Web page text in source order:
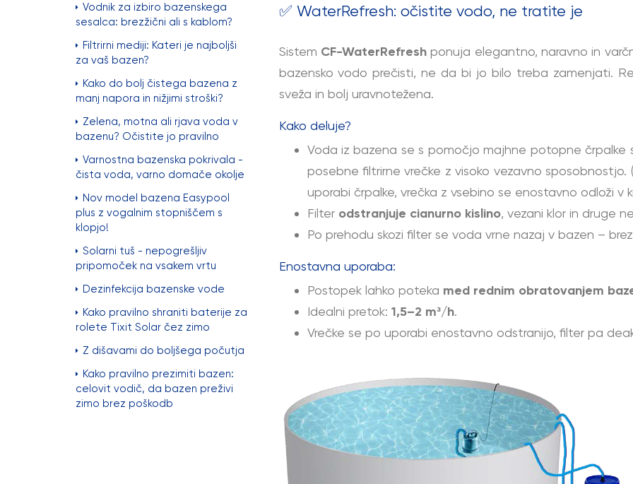
Vodnik za izbiro bazenskega
sesalca: brezžični ali s kablom?
Filtrirni mediji: Kateri je najboljši
za vaš bazen?
Kako do bolj čistega bazena z
manj napora in nižjimi stroški?
Zelena, motna ali rjava voda v
bazenu? Očistite jo pravilno
Varnostna bazenska pokrivala -
čista voda, varno domače okolje
Nov model bazena Easypool
plus z vogalnim stopniščem s
klopjo!
Solarni tuš - nepogrešljiv
pripomoček na vsakem vrtu
Dezinfekcija bazenske vode
Kako pravilno shraniti baterije za
rolete Tixit Solar čez zimo
Z dišavami do boljšega počutja
Kako pravilno prezimiti bazen:
celovit vodič, da bazen preživi
zimo brez poškodb
✅ WaterRefresh: očistite vodo, ne tratite je
Sistem CF-WaterRefreshponuja elegantno, naravno in
bazensko vodo prečisti, ne da bi jo bilo treba zamenjati.
sveža in bolj uravnotežena.
Kako deluje?
Voda iz bazena se s pomočjo majhne potopne črpalke
posebne filtrirne vrečke z visoko vezavno
uporabi črpalke, vrečka z vsebino se enostavno odloži v
Filter odstranjuje cianurno kislino, vezani klor in druge
Po prehodu skozi filter se voda vrne nazaj v bazen –
Enostavna uporaba:
Postopek lahko poteka med rednim obratovanjem
Idealni pretok: 1,5–2 m³/h.
Vrečke se po uporabi enostavno odstranijo, filter pa